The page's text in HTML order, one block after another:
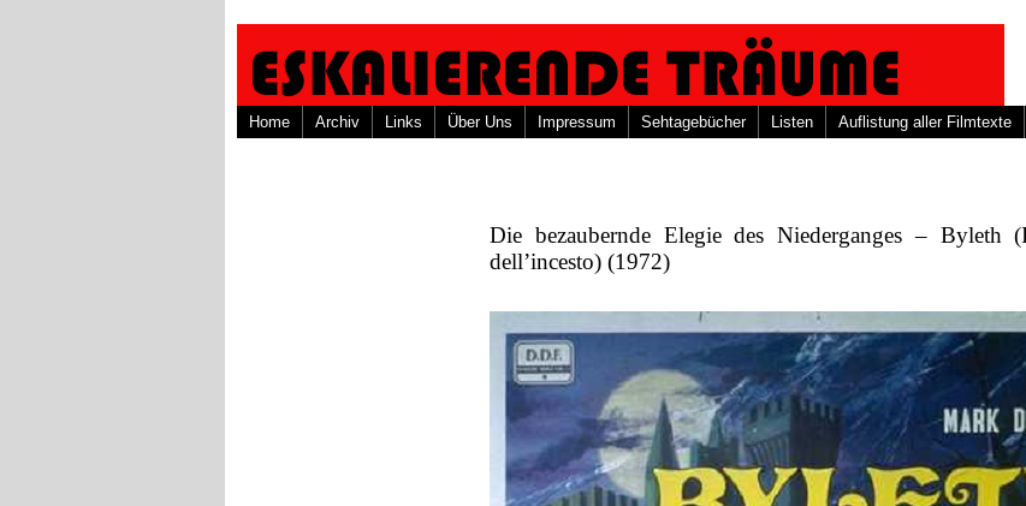
Home Archiv Links Über Uns Impressum Sehtagebücher Listen Auflistung aller Filmtexte
Die bezaubernde Elegie des Niederganges – Byleth
dell’incesto) (1972)